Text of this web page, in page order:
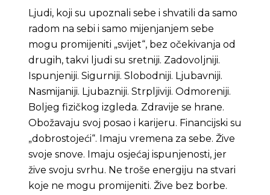
Ljudi, koji su upoznali sebe i shvatili da samo
radom na sebi i samo mijenjanjem sebe
mogu promijeniti „svijet“, bez očekivanja od
drugih, takvi ljudi su sretniji. Zadovoljniji.
Ispunjeniji. Sigurniji. Slobodniji. Ljubavniji.
Nasmijaniji. Ljubazniji. Strpljiviji. Odmoreniji.
Boljeg fizičkog izgleda. Zdravije se hrane.
Obožavaju svoj posao i karijeru. Financijski su
„dobrostojeći“. Imaju vremena za sebe. Žive
svoje snove. Imaju osjećaj ispunjenosti, jer
žive svoju svrhu. Ne troše energiju na stvari
koje ne mogu promijeniti. Žive bez borbe.